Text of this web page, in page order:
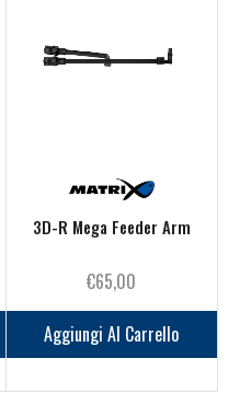
3D-R Mega Feeder Arm
€65,00
Aggiungi Al Carrello